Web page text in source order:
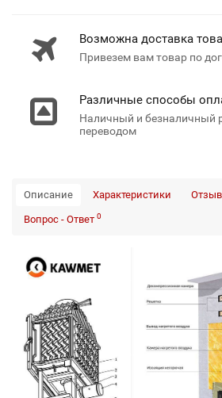
Возможна доставка
Привезем вам товар по
Различные способы
Наличный и безналичный
переводом
Описание Характеристики
Вопрос - Ответ 0